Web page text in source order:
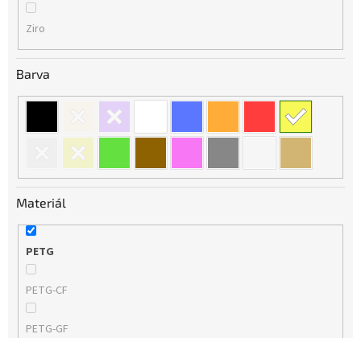
Ziro
Barva
Materiál
PETG
PETG-CF
PETG-GF